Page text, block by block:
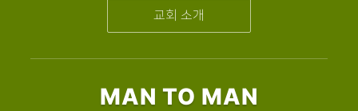
교회 소개
MAN TO MAN